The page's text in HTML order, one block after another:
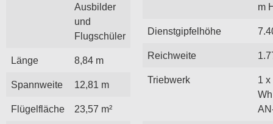
Ausbilder
und
Flugschüler
Länge 8,84 m
Spannweite 12,81 m
Flügelfläche 23,57 m²
m
Dienstgipfelhöhe
Reichweite
Triebwerk
1 x